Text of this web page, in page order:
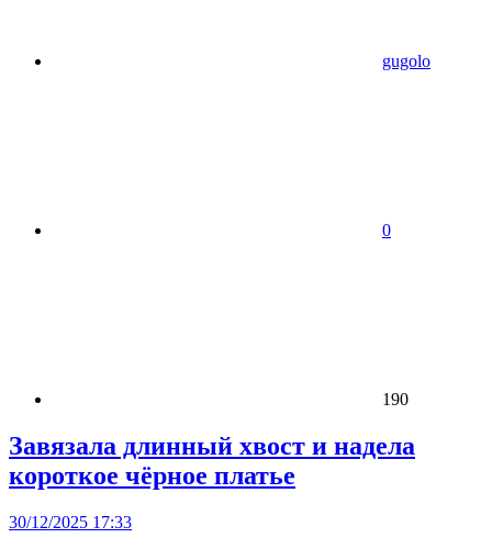
gugolo
0
190
Завязала длинный хвост и надела
короткое чёрное платье
30/12/2025 17:33